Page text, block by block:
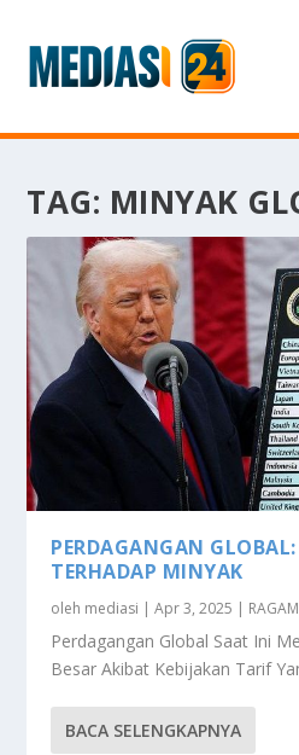
TAG: MINYAK
PERDAGANGAN
TERHADAP MINYAK
oleh mediasi |Apr 3, 2025 | RAGAM
Perdagangan Global Saat Ini
Besar Akibat Kebijakan Tarif
BACA SELENGKAPNYA